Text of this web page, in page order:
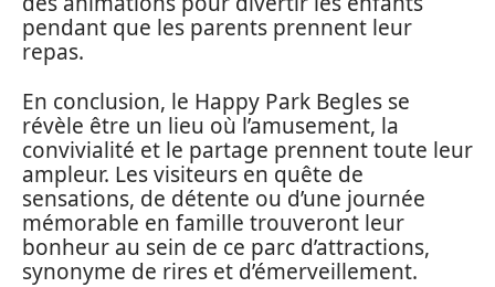
pendant que les parents prennent leur
repas.
En conclusion, le Happy Park Begles se
révèle être un lieu où l’amusement, la
convivialité et le partage prennent toute leur
ampleur. Les visiteurs en quête de
sensations, de détente ou d’une journée
mémorable en famille trouveront leur
bonheur au sein de ce parc d’attractions,
synonyme de rires et d’émerveillement.